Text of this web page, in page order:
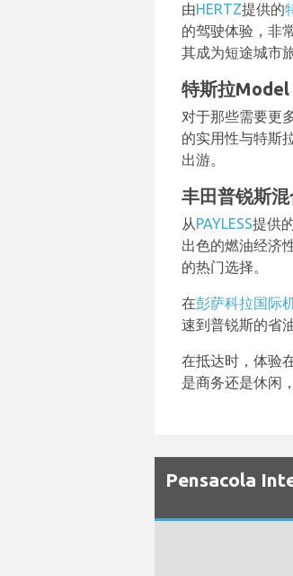
由HERTZ提供的
的驾驶体验，非
其成为短途城市
特斯拉Model
对于那些需要更
的实用性与特斯
出游。
丰田普锐斯
从PAYLESS提供
出色的燃油经济
的热门选择。
在彭萨科拉国际
速到普锐斯的省
在抵达时，体验
是商务还是休闲
Pensacola